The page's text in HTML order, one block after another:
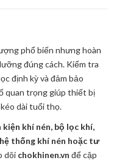
phổ biến nhưng hoàn
đúng cách. Kiểm tra
định kỳ và đảm bảo
quan trọng giúp thiết bị
dài tuổi thọ.
kiện khí nén, bộ lọc khí,
thống khí nén hoặc tư
dõi chokhinen.vn để cập